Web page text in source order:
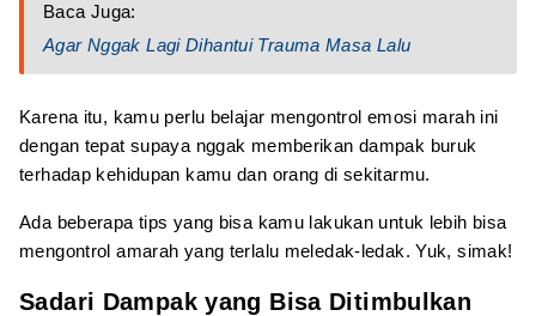
Baca Juga:
Agar Nggak Lagi Dihantui Trauma Masa Lalu
Karena itu, kamu perlu belajar mengontrol emosi marah ini
dengan tepat supaya nggak memberikan dampak buruk
terhadap kehidupan kamu dan orang di sekitarmu.
Ada beberapa tips yang bisa kamu lakukan untuk lebih bisa
mengontrol amarah yang terlalu meledak-ledak. Yuk, simak!
Sadari Dampak yang Bisa Ditimbulkan